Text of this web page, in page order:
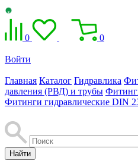
0 0
Войти
Главная Каталог Гидравлика
давления (РВД) и трубы
Фитинги гидравлические DIN
Найти